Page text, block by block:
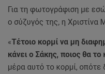
Για τη φωτογράφιση με
ο σύζυγός της, η
«Τέτοιο κορμί να μη
κάνει ο Σάκης, ποιος θα το
μέρα αυτό το κορμί,